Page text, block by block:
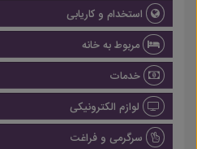
استخدام و کاریابی
مربوط به خانه
خدمات
لوازم الکترونیکی
سرگرمی و فراغت